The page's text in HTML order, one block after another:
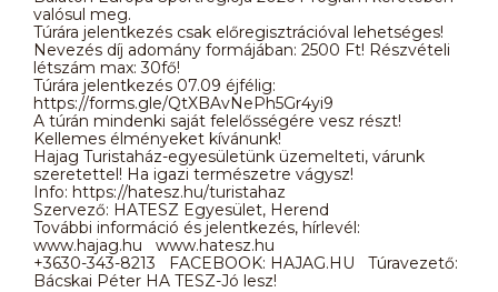
valósul meg.
Túrára jelentkezés csak előregisztrációval lehetséges!
Nevezés díj adomány formájában: 2500 Ft! Részvételi
létszám max: 30fő!
Túrára jelentkezés 07.09 éjfélig:
https://forms.gle/QtXBAvNePh5Gr4yi9
A túrán mindenki saját felelősségére vesz részt!
Kellemes élményeket kívánunk!
Hajag Turistaház-egyesületünk üzemelteti, várunk
szeretettel! Ha igazi természetre vágysz!
Info: https://hatesz.hu/turistahaz
Szervező: HATESZ Egyesület, Herend
További információ és jelentkezés, hírlevél:
www.hajag.hu www.hatesz.hu
+3630-343-8213 FACEBOOK: HAJAG.HU Túravezető:
Bácskai Péter HA TESZ-Jó lesz!